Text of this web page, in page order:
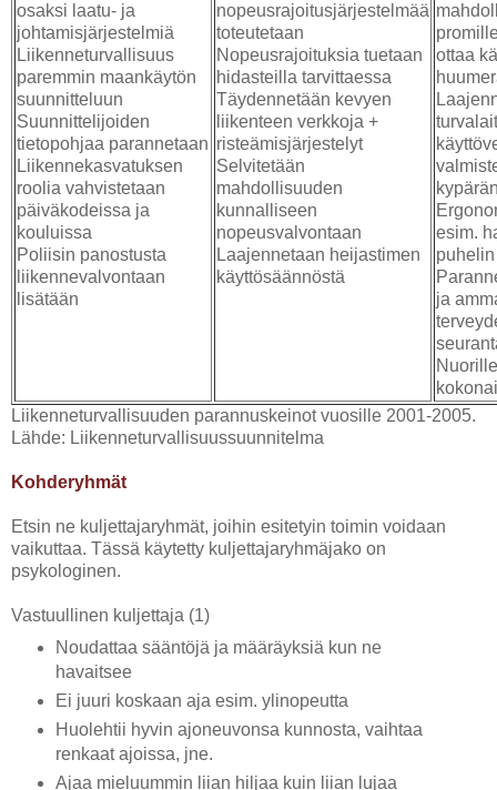
osaksi laatu- ja
johtamisjärjestelmiä
Liikenneturvallisuus
paremmin maankäytön
suunnitteluun
Suunnittelijoiden
tietopohjaa parannetaan
Liikennekasvatuksen
roolia vahvistetaan
päiväkodeissa ja
kouluissa
Poliisin panostusta
liikennevalvontaan
lisätään
nopeusrajoitusjärjestelmää
toteutetaan
Nopeusrajoituksia tuetaan
hidasteilla tarvittaessa
Täydennetään kevyen
liikenteen verkkoja +
risteämisjärjestelyt
Selvitetään
mahdollisuuden
kunnalliseen
nopeusvalvontaan
Laajennetaan heijastimen
käyttösäännöstä
ottaa
esim.
puhelin
ja
Nuorille
Liikenneturvallisuuden parannuskeinot vuosille 2001-2005.
Lähde: Liikenneturvallisuussuunnitelma
Kohderyhmät
Etsin ne kuljettajaryhmät, joihin esitetyin toimin voidaan
vaikuttaa. Tässä käytetty kuljettajaryhmäjako on
psykologinen.
Vastuullinen kuljettaja (1)
Noudattaa sääntöjä ja määräyksiä kun ne
havaitsee
Ei juuri koskaan aja esim. ylinopeutta
Huolehtii hyvin ajoneuvonsa kunnosta, vaihtaa
renkaat ajoissa, jne.
Ajaa mieluummin liian hiljaa kuin liian lujaa